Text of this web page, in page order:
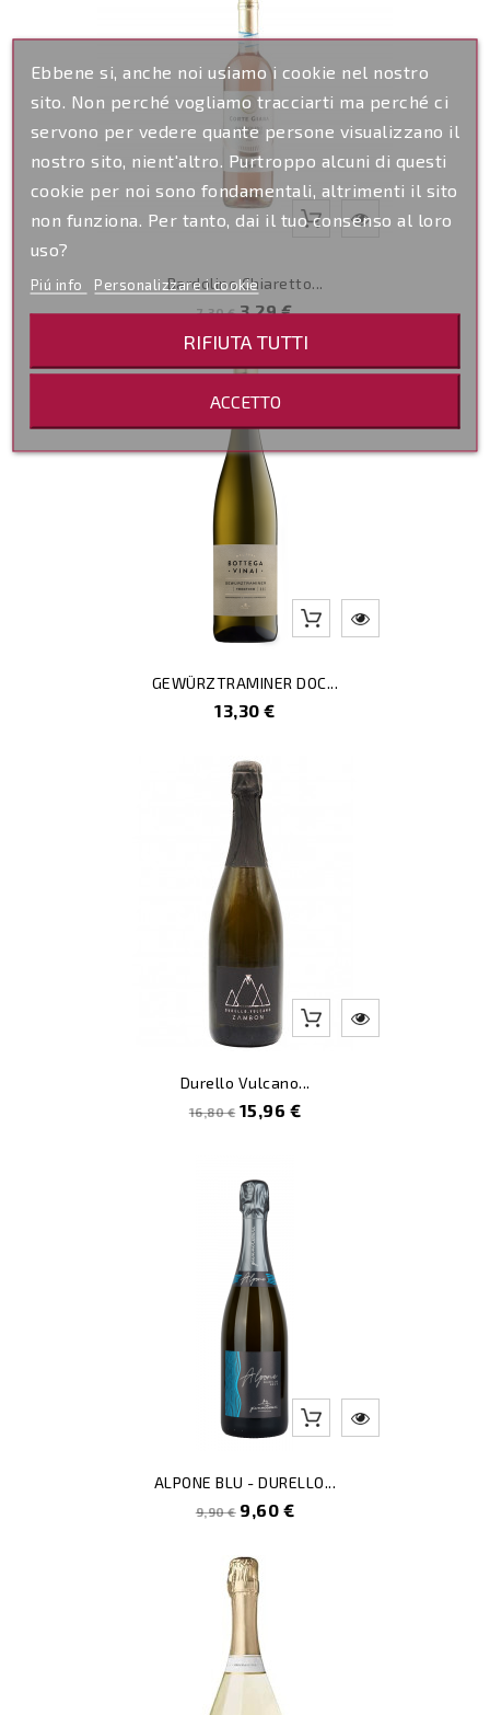
Bardolino Chiaretto...
Prezzo
pieno
7,30 €Prezzo
3,29 €
GEWÜRZTRAMINER DOC...
Prezzo
13,30 €
Durello Vulcano...
Prezzo
16,80 € Prezzo
15,96 €
ALPONE BLU - DURELLO...
Prezzo
9,90 € Prezzo
9,60 €
Ebbene si, anche noi usiamo i cookie nel nostro
sito. Non perché vogliamo tracciarti ma perché ci
servono per vedere quante persone visualizzano il
nostro sito, nient'altro. Purtroppo alcuni di questi
cookie per noi sono fondamentali, altrimenti il sito
non funziona. Per tanto, dai il tuo consenso al loro
uso?
Piú info Personalizzare i cookie
RIFIUTA TUTTI
ACCETTO